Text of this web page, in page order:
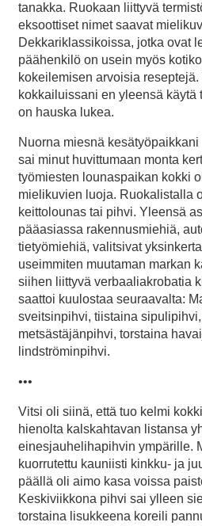
tanakka. Ruokaan liittyvä
eksoottiset nimet saavat
Dekkariklassikoissa, jotka ovat
päähenkilö on usein myös
kokeilemisen arvoisia
kokkailuissani en yleensä käytä
on hauska lukea.
Nuorna miesnä
sai minut huvittumaan monta
työmiesten lounaspaikan kokki
mielikuvien luoja. Ruokalistalla
keittolounas tai pihvi. Yleensä
pääasiassa rakennusmiehiä,
tietyömiehiä, valitsivat
useimmiten muutaman markan
siihen liittyvä verbaaliakrobatia
saattoi kuulostaa seuraavalta:
sveitsinpihvi, tiistaina
metsästäjänpihvi, torstaina
lindströminpihvi.
•••
Vitsi oli siinä, että tuo kelmi
hienolta kalskahtavan listansa
einesjauhelihapihvin ympärille.
kuorrutettu kauniisti kinkku- ja
päällä oli aimo kasa voissa
Keskiviikkona pihvi sai ylleen
torstaina lisukkeena koreili